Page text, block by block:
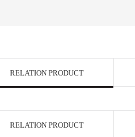
RELATION PRODUCT
RELATION PRODUCT